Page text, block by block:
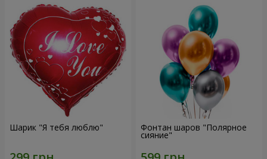
Шарик "Я тебя люблю" Фонтан шаров "Полярное
сияние"